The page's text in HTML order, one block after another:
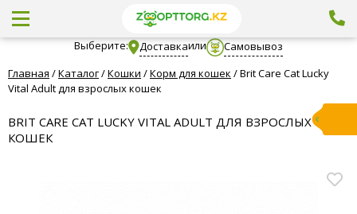
Выберите: Доставкаили
Самовывоз
Главная /Каталог/Кошки /Корм для кошек /Brit Care Cat Lucky
Vital Adult для взрослых кошек
BRIT CARE CAT LUCKY VITAL ADULT ДЛЯ ВЗРОСЛЫХ
КОШЕК